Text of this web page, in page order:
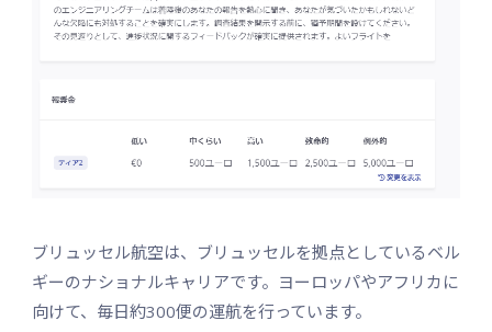
ブリュッセル航空は、ブリュッセルを拠点としているベル
ギーのナショナルキャリアです。ヨーロッパやアフリカに
向けて、毎日約300便の運航を行っています。